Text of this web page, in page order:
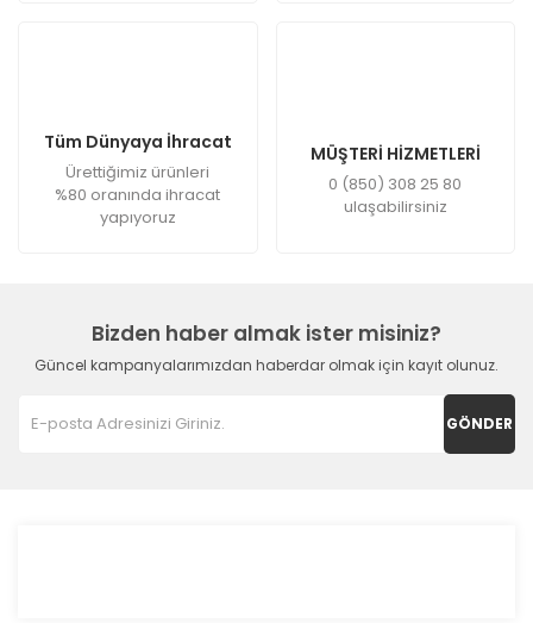
Tüm Dünyaya İhracat
Ürettiğimiz ürünleri
%80 oranında ihracat
yapıyoruz
MÜŞTERİ HİZMETLERİ
0 (850) 308 25 80
ulaşabilirsiniz
Bizden haber almak ister misiniz?
Güncel kampanyalarımızdan haberdar olmak için kayıt olunuz.
GÖNDER